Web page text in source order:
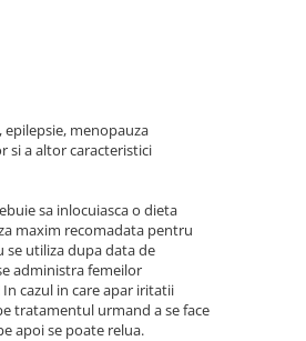
menopauza
si a altor caracteristici
sa inlocuiasca o dieta
maxim recomadata pentru
se utiliza dupa data de
administra femeilor
cazul in care apar iritatii
tratamentul urmand a se face
apoi se poate relua.